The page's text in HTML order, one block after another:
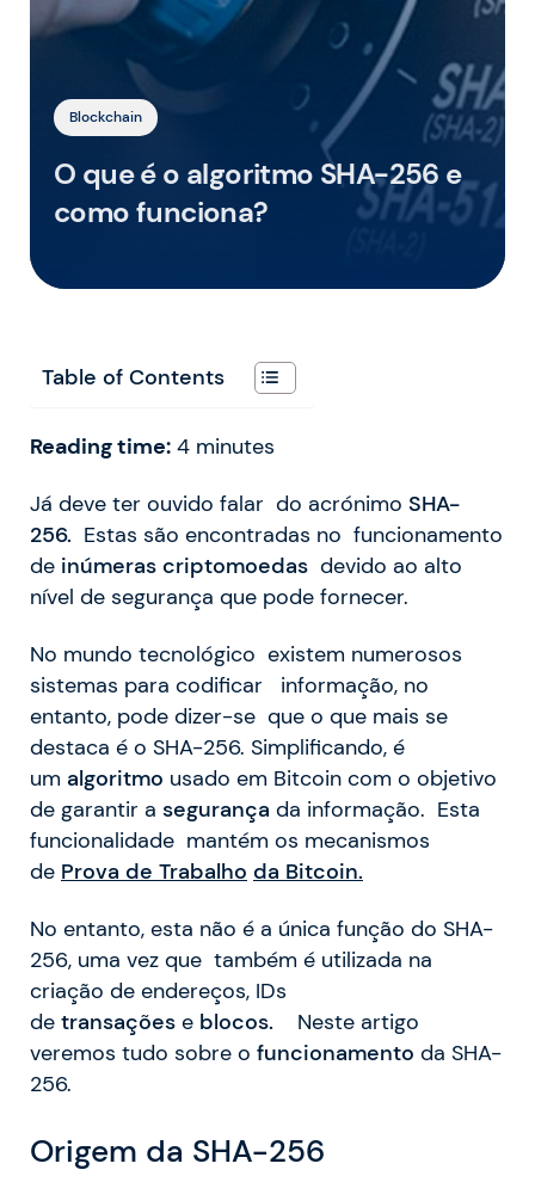
Blockchain
O que é o algoritmo SHA-256 e
como funciona?
Table of Contents
Reading time: 4 minutes
Já deve ter ouvido falar do acrónimo SHA-
256. Estas são encontradas no funcionamento
de inúmeras criptomoedas devido ao alto
nível de segurança que pode fornecer.
No mundo tecnológico existem numerosos
sistemas para codificar informação, no
entanto, pode dizer-se que o que mais se
destaca é o SHA-256. Simplificando, é
um algoritmo usado em Bitcoin com o objetivo
de garantir a segurança da informação. Esta
funcionalidade mantém os mecanismos
de Prova de Trabalho da Bitcoin.
No entanto, esta não é a única função do SHA-
256, uma vez que também é utilizada na
criação de endereços, IDs
de transações e blocos. Neste artigo
veremos tudo sobre o funcionamento da SHA-
256.
Origem da SHA-256